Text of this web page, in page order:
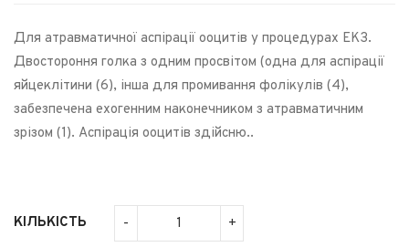
Для атравматичної аспірації ооцитів у процедурах ЕКЗ.
Двостороння голка з одним просвітом (одна для аспірації
яйцеклітини (6), інша для промивання фолікулів (4),
забезпечена ехогенним наконечником з атравматичним
зрізом (1). Аспірація ооцитів здійсню..
КІЛЬКІСТЬ